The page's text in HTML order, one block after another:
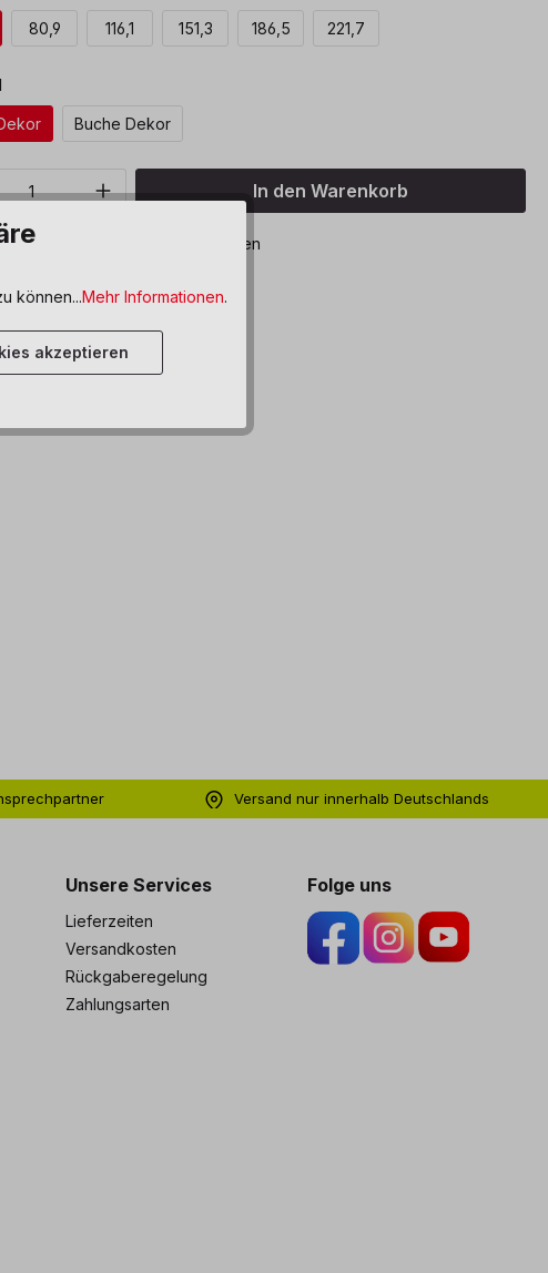
80,9 116,1 151,3 186,5 221,7
Buche Dekor
Anzahl: Gib den gewünschten Wert
In den Warenkorb
Lieferzeit: 8-12 Wochen
Merkzettel hinzufügen
Versand nur innerhalb Deutschlands
Unsere Services
Lieferzeiten
Versandkosten
Rückgaberegelung
Zahlungsarten
Folge uns
können...Mehr Informationen.
akzeptieren